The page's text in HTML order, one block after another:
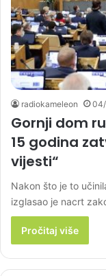
radiokameleon
Gornji dom
15 godina
vijesti“
Nakon što je to
izglasao je nacrt
Pročitaj više